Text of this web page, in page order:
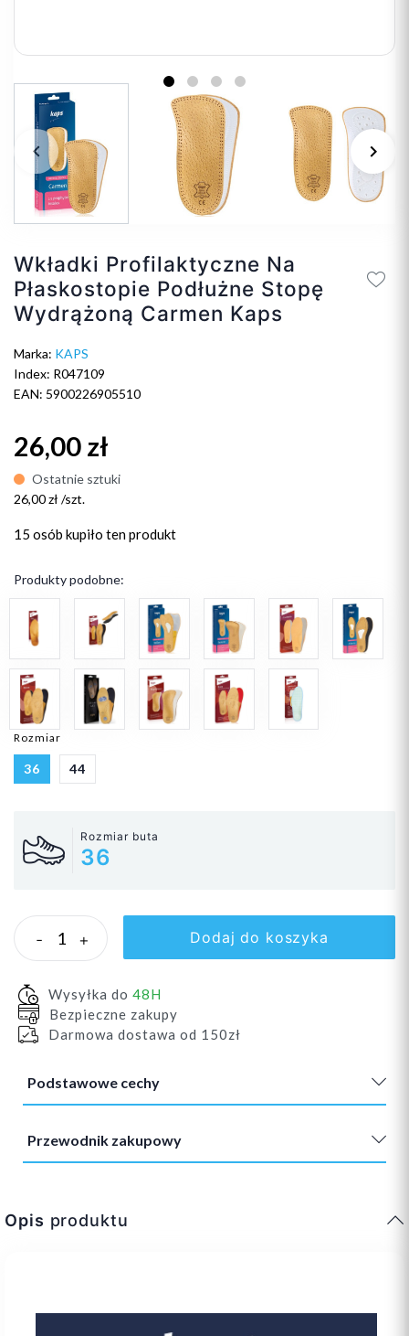
Poprzedni
keyboard_arrow_left keyboard_arrow_right
Wkładki Profilaktyczne Na
Płaskostopie Podłużne Stopę
Wydrążoną Carmen Kaps
Marka: KAPS
Index: R047109
EAN: 5900226905510
26,00 zł
Ostatnie sztuki
26,00 zł /szt.
15 osób kupiło ten produkt
Produkty podobne:
Rozmiar
36 44
Rozmiar buta
36
- + Dodaj do koszyka
Wysyłka do 48H
Bezpieczne zakupy
Darmowa dostawa od 150zł
Podstawowe cechy
Przewodnik zakupowy
Opis produktu